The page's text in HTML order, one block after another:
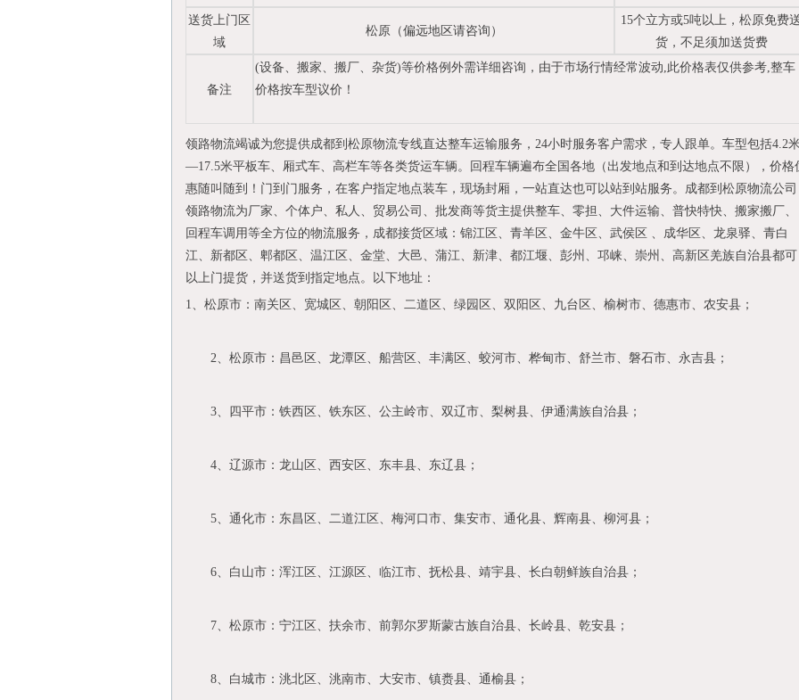
送货上门区
域
松原（偏远地区请咨询）
15个立方或5吨以上，松原免费
货，不足须加送货费
备注
(设备、搬家、搬厂、杂货)等价格例外需详细咨询，由于市场行情经常波动,此价格表仅供参考,整车
价格按车型议价！
领路物流竭诚为您提供成都到松原物流专线直达整车运输服务，24小时服务客户需求，专人跟单。车型包括4.2
—17.5米平板车、厢式车、高栏车等各类货运车辆。回程车辆遍布全国各地（出发地点和到达地点不限），价格
惠随叫随到！门到门服务，在客户指定地点装车，现场封厢，一站直达也可以站到站服务。成都到松原物流公司
领路物流为厂家、个体户、私人、贸易公司、批发商等货主提供整车、零担、大件运输、普快特快、搬家搬厂、
回程车调用等全方位的物流服务，成都接货区域：锦江区、青羊区、金牛区、武侯区 、成华区、龙泉驿、青白
江、新都区、郫都区、温江区、金堂、大邑、蒲江、新津、都江堰、彭州、邛崃、崇州、高新区羌族自治县都可
以上门提货，并送货到指定地点。以下地址：
1、松原市：南关区、宽城区、朝阳区、二道区、绿园区、双阳区、九台区、榆树市、德惠市、农安县；
2、松原市：昌邑区、龙潭区、船营区、丰满区、蛟河市、桦甸市、舒兰市、磐石市、永吉县；
3、四平市：铁西区、铁东区、公主岭市、双辽市、梨树县、伊通满族自治县；
4、辽源市：龙山区、西安区、东丰县、东辽县；
5、通化市：东昌区、二道江区、梅河口市、集安市、通化县、辉南县、柳河县；
6、白山市：浑江区、江源区、临江市、抚松县、靖宇县、长白朝鲜族自治县；
7、松原市：宁江区、扶余市、前郭尔罗斯蒙古族自治县、长岭县、乾安县；
8、白城市：洮北区、洮南市、大安市、镇赉县、通榆县；